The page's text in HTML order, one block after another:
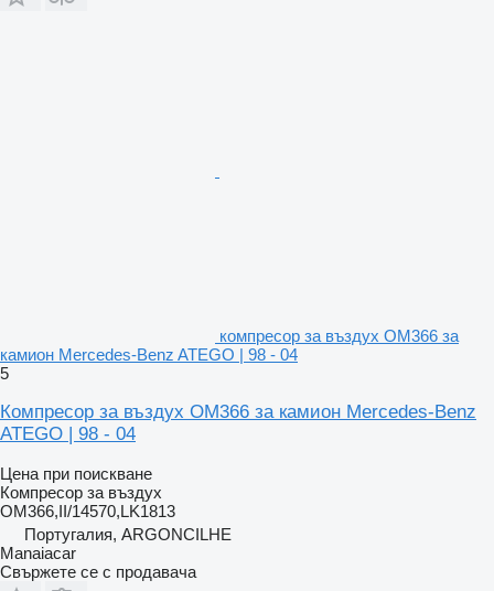
компресор за въздух OM366 за
камион Mercedes-Benz ATEGO | 98 - 04
5
Компресор за въздух OM366 за камион Mercedes-Benz
ATEGO | 98 - 04
Цена при поискване
Компресор за въздух
OM366,II/14570,LK1813
Португалия, ARGONCILHE
Manaiacar
Свържете се с продавача